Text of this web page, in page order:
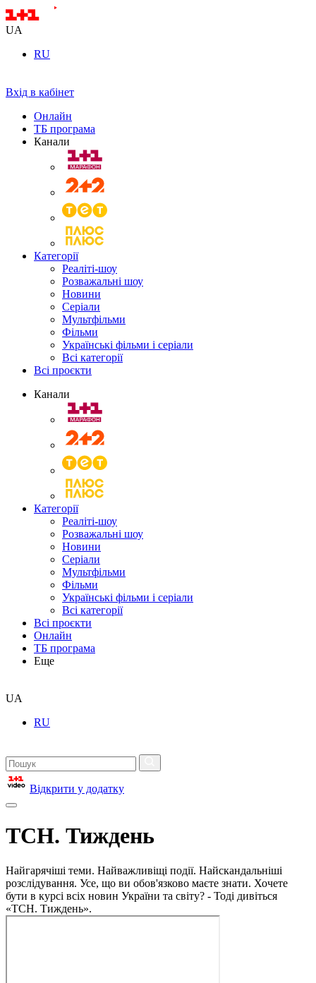
UA
RU
Вхід в кабінет
Онлайн
ТБ програма
Канали
Категорії
Реаліті-шоу
Розважальні шоу
Новини
Серіали
Мультфільми
Фільми
Українські фільми і серіали
Всі категорії
Всі проєкти
Канали
Категорії
Реаліті-шоу
Розважальні шоу
Новини
Серіали
Мультфільми
Фільми
Українські фільми і серіали
Всі категорії
Всі проєкти
Онлайн
ТБ програма
Еще
UA
RU
Відкрити у додатку
ТСН. Тиждень
Найгарячіші теми. Найважливіщі події. Найскандальніші
розслідування. Усе, що ви обов'язково маєте знати. Хочете
бути в курсі всіх новин України та світу? - Тоді дивіться
«ТСН. Тиждень».